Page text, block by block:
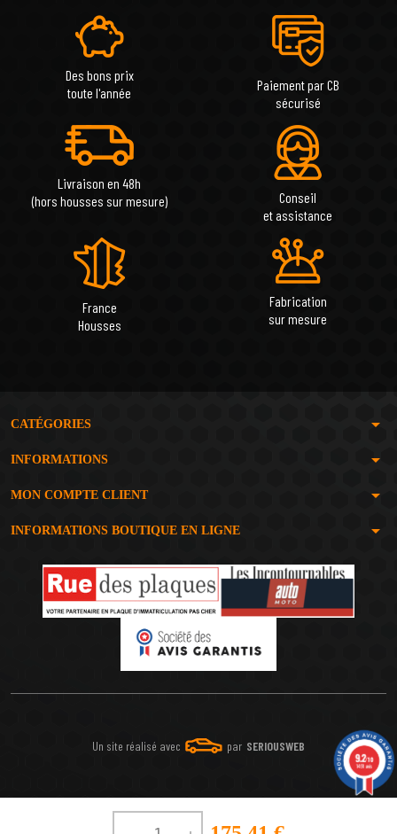
Des bons prix
toute l'année
Paiement par CB
sécurisé
Livraison en 48h
(hors housses sur mesure)
Conseil
et assistance
France
Housses
Fabrication
sur mesure
CATÉGORIES arrow_drop_down
INFORMATIONS arrow_drop_down
MON COMPTE CLIENT arrow_drop_down
INFORMATIONS BOUTIQUE EN LIGNE arrow_drop_down
Un site réalisé avec par SERIOUSWEB
9.2/10
1491 avis